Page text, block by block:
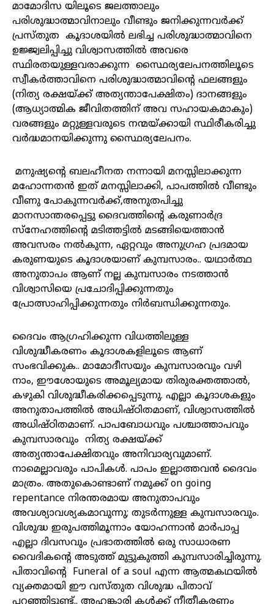
മാമോദിസ യിലൂടെ ജലത്താലും
പരിശുദ്ധാത്മാവിനാലും വീണ്ടും ജനിക്കുന്നവർക്ക്
പ്രസ്തുത കൂദാശയിൽ ലഭിച്ച പരിശുദ്ധാത്മാവിനെ
ഉജ്ജ്വലിപ്പിച്ചു വിശ്വാസത്തിൽ അവരെ
സ്ഥിരതയുള്ളവരാക്കുന്ന സ്ഥൈര്യലേപനത്തിലൂടെ
സ്വീകർത്താവിനെ പരിശുദ്ധാത്മാവിന്റെ ഫലങ്ങളും
(നിത്യ രക്ഷയ്ക്ക് അത്യന്താപേക്ഷിതം) ദാനങ്ങളും
(ആധ്യാത്മിക ജീവിതത്തിന് അവ സഹായകമാകും)
വരങ്ങളും മറ്റുള്ളവരുടെ നന്മയ്ക്കായി സ്ഥിരീകരിച്ചു
വർദ്ധമാനയിക്കുന്നു സ്ഥൈര്യലേപനം.
മനുഷ്യന്റെ ബലഹീനത നന്നായി മനസ്സിലാക്കുന്ന
മഹോന്നതൻ ഇത് മനസ്സിലാക്കി, പാപത്തിൽ വീണ്ടും
വീണു പോകുന്നവർക്ക്,അനുതപിച്ചു
മാനസാന്തരപ്പെട്ടു ദൈവത്തിന്റെ കരുണാർദ്ര
സ്നേഹത്തിന്റെ മടിത്തട്ടിൽ മടങ്ങിയെത്താൻ
അവസരം നൽകുന്ന, ഏറ്റവും അനുഗ്രഹ പ്രദമായ
കരുണയുടെ കൂദാശയാണ് കുമ്പസാരം.. യഥാർത്ഥ
അനുതാപം ആണ് നല്ല കുമ്പസാരം നടത്താൻ
വിശ്വാസിയെ പ്രചോദിപ്പിക്കുന്നതും
പ്രോത്സാഹിപ്പിക്കുന്നതും നിർബന്ധിക്കുന്നതും.
ദൈവം ആഗ്രഹിക്കുന്ന വിധത്തിലുള്ള
വിശുദ്ധീകരണം കൂദാശകളിലൂടെ ആണ്
സംഭവിക്കുക.. മാമോദീസയും കുമ്പസാരവും വഴി
നാം, ഈശോയുടെ അമൂല്യമായ തിരുരക്തത്താൽ,
കഴുകി വിശുദ്ധീകരിക്കപ്പെടുന്നു. എല്ലാ കൂദാശകളും
അനുതാപത്തിൽ അധിഷ്ഠിതമാണ്, വിശ്വാസത്തിൽ
അധിഷ്ഠിതമാണ്. പാപബോധവും പശ്ചാത്താപവും
കുമ്പസാരവും നിത്യ രക്ഷയ്ക്ക്
അത്യന്താപേക്ഷിതവും അനിവാര്യവുമാണ്.
നാമെല്ലാവരും പാപികൾ. പാപം ഇല്ലാത്തവൻ ദൈവം
മാത്രം. അതുകൊണ്ടാണ് നമുക്ക് on going
repentance നിരന്തരമായ അനുതാപവും
അവശ്യാവശ്യകമാവുന്നു; തുടർന്നുള്ള കുമ്പസാരവും.
വിശുദ്ധ ഇരുപത്തിമൂന്നാം യോഹന്നാൻ മാർപാപ്പ
എല്ലാ ദിവസവും പ്രഭാതത്തിൽ ഒരു സാധാരണ
വൈദികന്റെ അടുത്ത് മുട്ടുകുത്തി കുമ്പസാരിച്ചിരുന്നു.
പിതാവിന്റെ Funeral of a soul എന്ന ആത്മകഥയിൽ
വ്യക്തമായി ഈ വസ്തുത വിശുദ്ധ പിതാവ്